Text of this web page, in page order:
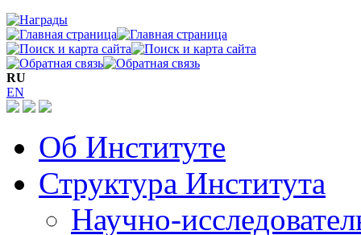
RU
EN
Об Институте
Структура Института
Научно-